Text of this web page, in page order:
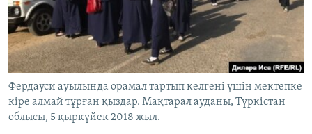
ЖАЗЫЛЫҢЫЗ
Басқа тілдерде
Фердауси ауылында орамал тартып келгені үшін мектепке
кіре алмай тұрған қыздар. Мақтарал ауданы, Түркістан
облысы, 5 қыркүйек 2018 жыл.